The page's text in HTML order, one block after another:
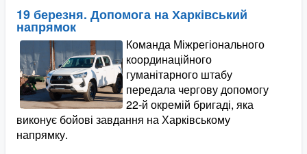
19 березня. Допомога на Харківський
напрямок
Команда Міжрегіонального
координаційного
гуманітарного штабу
передала чергову допомогу
22-й окремій бригаді, яка
виконує бойові завдання на Харківському
напрямку.